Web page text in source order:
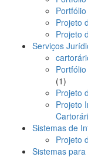
Projeto
Projeto
Serviços
11
Projeto
Projeto
Sistemas de
Projeto
Sistemas